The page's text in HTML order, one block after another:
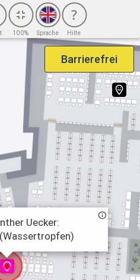
Potsdamer Straße
100% Sprache Hilfe
Uecker:
Barrierefrei